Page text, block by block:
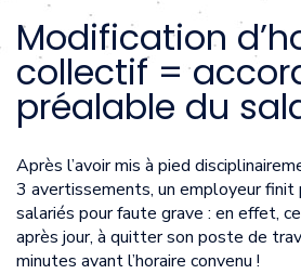
Modification
collectif =
préalable du
Après l’avoir mis à pied
3 avertissements, un employeur finit
salariés pour faute grave : en effet,
après jour, à quitter son poste de
minutes avant l’horaire convenu !